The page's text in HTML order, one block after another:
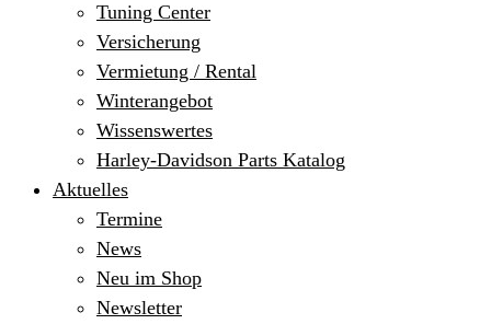
Tuning Center
Versicherung
Vermietung / Rental
Winterangebot
Wissenswertes
Harley-Davidson Parts Katalog
Aktuelles
Termine
News
Neu im Shop
Newsletter